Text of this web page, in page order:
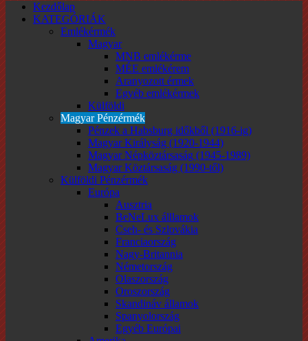
Kezdőlap
KATEGÓRIÁK
Emlékérmék
Magyar
MNB emlékérme
MÉE emlékérem
Aranyozott érmek
Egyéb emlékérmek
Külföldi
Magyar Pénzérmék
Pénzek a Habsburg időkből (1916-ig)
Magyar Királyság (1920-1944)
Magyar Népköztársaság (1945-1989)
Magyar Köztársaság (1990-től)
Külföldi Pénzérmék
Európa
Ausztria
BeNeLux álllamok
Cseh- és Szlovákia
Franciaország
Nagy-Britannia
Németország
Olaszország
Oroszország
Skandináv államok
Spanyolország
Egyéb Európai